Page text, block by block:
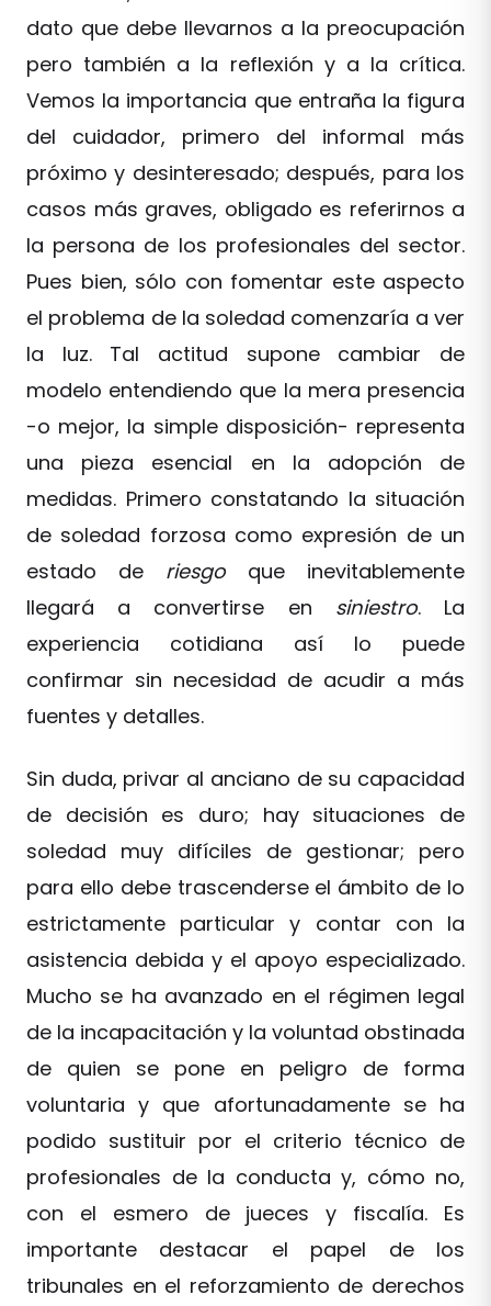
dato que debe llevarnos a la preocupación
pero también a la reflexión y a la crítica.
Vemos la importancia que entraña la figura
del cuidador, primero del informal más
próximo y desinteresado; después, para los
casos más graves, obligado es referirnos a
la persona de los profesionales del sector.
Pues bien, sólo con fomentar este aspecto
el problema de la soledad comenzaría a ver
la luz. Tal actitud supone cambiar de
modelo entendiendo que la mera presencia
-o mejor, la simple disposición- representa
una pieza esencial en la adopción de
medidas. Primero constatando la situación
de soledad forzosa como expresión de un
estado de riesgoque inevitablemente
llegará a convertirse en siniestro. La
experiencia cotidiana así lo puede
confirmar sin necesidad de acudir a más
fuentes y detalles.
Sin duda, privar al anciano de su capacidad
de decisión es duro; hay situaciones de
soledad muy difíciles de gestionar; pero
para ello debe trascenderse el ámbito de lo
estrictamente particular y contar con la
asistencia debida y el apoyo especializado.
Mucho se ha avanzado en el régimen legal
de la incapacitación y la voluntad obstinada
de quien se pone en peligro de forma
voluntaria y que afortunadamente se ha
podido sustituir por el criterio técnico de
profesionales de la conducta y, cómo no,
con el esmero de jueces y fiscalía. Es
importante destacar el papel de los
tribunales en el reforzamiento de derechos